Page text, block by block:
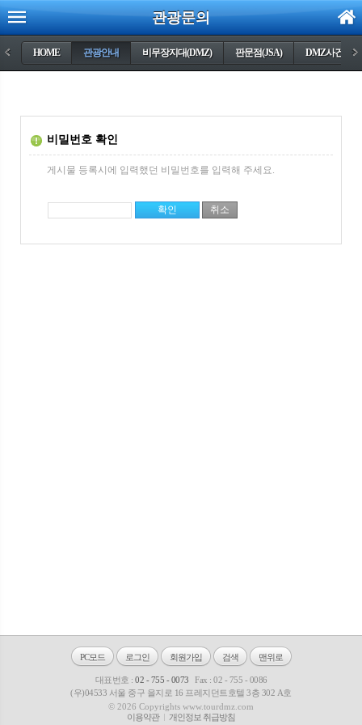
관광문의
< HOME 관광안내 비무장지대(DMZ) 판문점(JSA) DMZ사건들 >
비밀번호 확인
게시물 등록시에 입력했던 비밀번호를 입력해 주세요.
PC모드 로그인 회원가입 검색 맨위로
대표번호 : 02 - 755 - 0073
Fax : 02 - 755 - 0086
(우)04533 서울 중구 을지로 16 프레지던트호텔 3층 302 A호
© 2026 Copyrights www.tourdmz.com
이용약관
개인정보 취급방침